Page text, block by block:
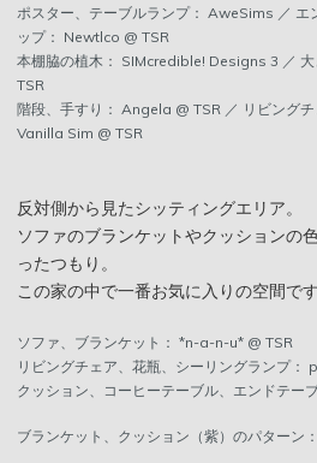
ポスター、テーブルランプ： AweSims ／ エ
ップ： Newtlco @ TSR
本棚脇の植木： SIMcredible! Designs 3 ／
TSR
階段、手すり： Angela @ TSR ／ リビングチ
Vanilla Sim @ TSR
反対側から見たシッティングエリア。
ソファのブランケットやクッションの
ったつもり。
この家の中で一番お気に入りの空間で
ソファ、ブランケット： *n-a-n-u* @ TSR
リビングチェア、花瓶、シーリングランプ
クッション、コーヒーテーブル、エンドテー
ブランケット、クッション（紫）のパターン